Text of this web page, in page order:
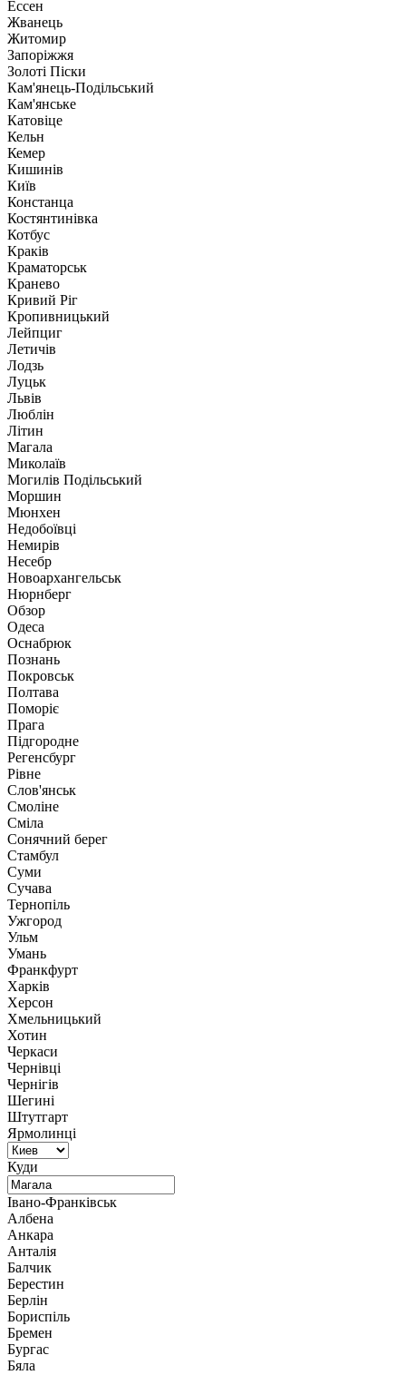
Ессен
Жванець
Житомир
Запоріжжя
Золоті Піски
Кам'янець-Подільський
Кам'янське
Катовіце
Кельн
Кемер
Кишинів
Київ
Констанца
Костянтинівка
Котбус
Краків
Краматорськ
Кранево
Кривий Ріг
Кропивницький
Лейпциг
Летичів
Лодзь
Луцьк
Львів
Люблін
Літин
Магала
Миколаїв
Могилів Подільський
Моршин
Мюнхен
Недобоївці
Немирів
Несебр
Новоархангельськ
Нюрнберг
Обзор
Одеса
Оснабрюк
Познань
Покровськ
Полтава
Поморіє
Прага
Підгородне
Регенсбург
Рівне
Слов'янськ
Смоліне
Сміла
Сонячний берег
Стамбул
Суми
Сучава
Тернопіль
Ужгород
Ульм
Умань
Франкфурт
Харків
Херсон
Хмельницький
Хотин
Черкаси
Чернівці
Чернігів
Шегині
Штутгарт
Ярмолинці
Куди
Івано-Франківськ
Албена
Анкара
Анталія
Балчик
Берестин
Берлін
Бориспіль
Бремен
Бургас
Бяла